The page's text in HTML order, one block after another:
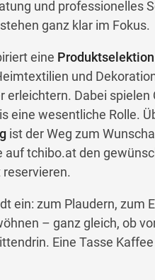
und professionelles
ganz klar im Fokus.
eine Produktselektion
und
erleichtern. Dabei
eine wesentliche Rolle.
ist der Weg zum
auf tchibo.at den
ein: zum Plaudern, zum
– ganz gleich, ob
Eine Tasse